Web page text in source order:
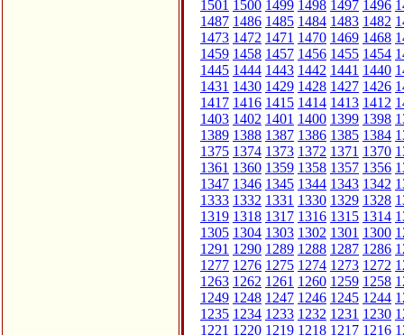
1501 1500 1499 1498 1497 1496
1487 1486 1485 1484 1483 1482
1473 1472 1471 1470 1469 1468
1459 1458 1457 1456 1455 1454
1445 1444 1443 1442 1441 1440
1431 1430 1429 1428 1427 1426
1417 1416 1415 1414 1413 1412
1403 1402 1401 1400 1399 1398
1389 1388 1387 1386 1385 1384
1375 1374 1373 1372 1371 1370
1361 1360 1359 1358 1357 1356
1347 1346 1345 1344 1343 1342
1333 1332 1331 1330 1329 1328
1319 1318 1317 1316 1315 1314
1305 1304 1303 1302 1301 1300
1291 1290 1289 1288 1287 1286
1277 1276 1275 1274 1273 1272
1263 1262 1261 1260 1259 1258
1249 1248 1247 1246 1245 1244
1235 1234 1233 1232 1231 1230
1221 1220 1219 1218 1217 1216